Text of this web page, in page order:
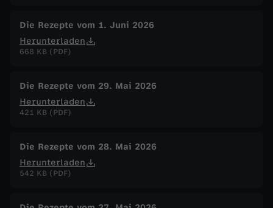
Die Rezepte vom 1. Juni 2026
Herunterladen
668 KB (PDF)
Die Rezepte vom 29. Mai 2026
Herunterladen
421 KB (PDF)
Die Rezepte vom 28. Mai 2026
Herunterladen
542 KB (PDF)